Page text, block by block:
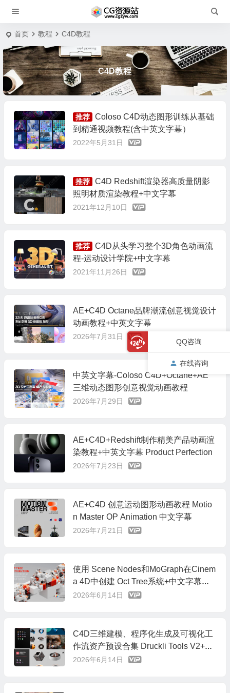
首页 教程 C4D教程
C4D教程
推荐
Coloso C4D动态图形训练从基础
到精通视频教程(含中英文字幕）
2022年5月31日
推荐
C4D Redshift渲染器高质量阴影
照明材质渲染教程+中文字幕
2021年12月10日
推荐
C4D从头学习整个3D角色动画流
程-运动设计学院+中文字幕
2021年11月26日
AE+C4D Octane品牌潮流创意视觉设计
动画教程+中英文字幕
2026年7月31日
中英文字幕-Coloso C4D+Octane+AE
三维动态图形创意视觉动画教程
2026年7月29日
AE+C4D+Redshift制作精美产品动画渲
染教程+中英文字幕 Product Perfection
2026年7月23日
AE+C4D 创意运动图形动画教程 Motio
n Master OP Animation 中文字幕
2026年7月21日
使用 Scene Nodes和MoGraph在Cinem
a 4D中创建 Oct Tree系统+中文字幕教
程
2026年6月14日
C4D三维建模、程序化生成及可视化工
作流资产预设合集 Druckli Tools V2+中
文字幕教程
2026年6月14日
QQ咨询
在线咨询